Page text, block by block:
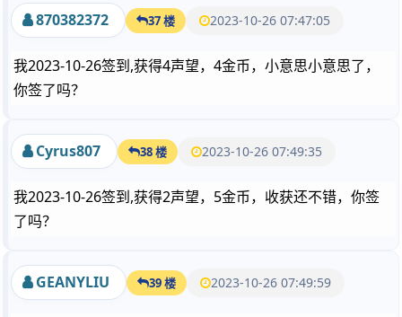
870382372 37 楼 2023-10-26 07:47:05
我2023-10-26签到,获得4声望，4金币，小意思小意思了，
你签了吗？
Cyrus807 38 楼 2023-10-26 07:49:35
我2023-10-26签到,获得2声望，5金币，收获还不错，你签
了吗？
GEANYLIU 39 楼 2023-10-26 07:49:59